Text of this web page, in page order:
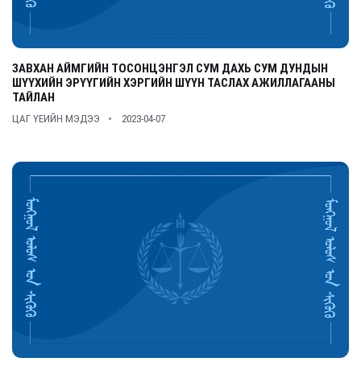
ЗАВХАН АЙМГИЙН ТОСОНЦЭНГЭЛ СУМ ДАХЬ СУМ ДУНДЫН
ШҮҮХИЙН ЭРҮҮГИЙН ХЭРГИЙН ШҮҮН ТАСЛАХ АЖИЛЛАГААНЫ
ТАЙЛАН
ЦАГ ҮЕИЙН МЭДЭЭ 2023-04-07